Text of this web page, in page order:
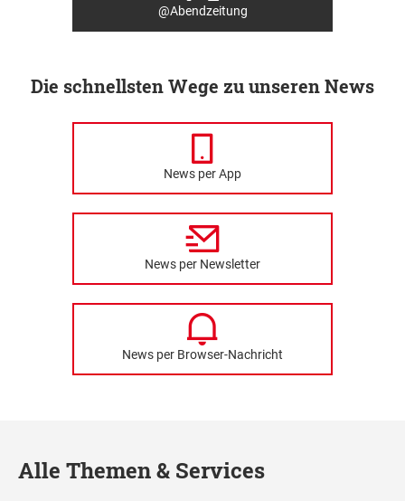
@Abendzeitung
Die schnellsten Wege zu unseren News
News per App
News per Newsletter
News per Browser-Nachricht
Alle Themen & Services